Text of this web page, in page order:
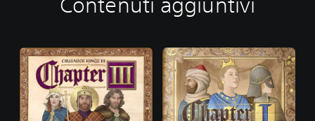
Contenuti aggiuntivi